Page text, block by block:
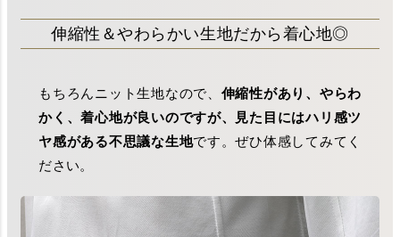
伸縮性＆やわらかい生地だから着心地◎
もちろんニット生地なので、 伸縮性があり、やらわ
かく、着心地が良いのですが、見た目にはハリ感ツ
ヤ感がある不思議な生地です。ぜひ体感してみてく
ださい。